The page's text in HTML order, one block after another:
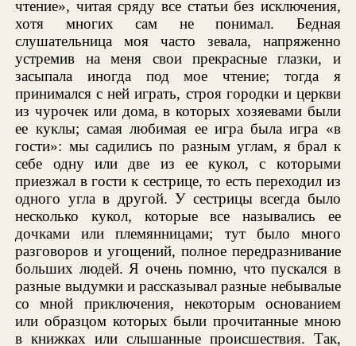
чтение», читая сряду все статьи без исключения,
хотя многих сам не понимал. Бедная
слушательница моя часто зевала, напряженно
устремив на меня свои прекрасные глазки, и
засыпала иногда под мое чтение; тогда я
принимался с ней играть, строя городки и церкви
из чурочек или дома, в которых хозяевами были
ее куклы; самая любимая ее игра была игра «в
гости»: мы садились по разным углам, я брал к
себе одну или две из ее кукол, с которыми
приезжал в гости к сестрице, то есть переходил из
одного угла в другой. У сестрицы всегда было
несколько кукол, которые все назывались ее
дочками или племянницами; тут было много
разговоров и угощений, полное передразнивание
больших людей. Я очень помню, что пускался в
разные выдумки и рассказывал разные небывалые
со мной приключения, некоторым основанием
или образцом которых были прочитанные мною
в книжках или слышанные происшествия. Так,